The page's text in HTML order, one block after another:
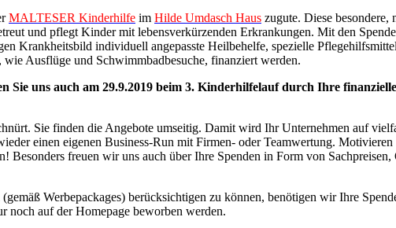
MALTESER Kinderhilfe im Hilde Umdasch Haus zugute. Diese besondere,
und pflegt Kinder mit lebensverkürzenden Erkrankungen. Mit den
Krankheitsbild individuell angepasste Heilbehelfe, spezielle
Ausflüge und Schwimmbadbesuche, finanziert werden.
Sie uns auch am 29.9.2019 beim 3. Kinderhilfelauf durch Ihre
Sie finden die Angebote umseitig. Damit wird Ihr Unternehmen auf
einen eigenen Business-Run mit Firmen- oder Teamwertung.
freuen wir uns auch über Ihre Spenden in Form von Sach­preisen,
Werbepackages) berücksichtigen zu können, benötigen wir Ihre
noch auf der Homepage beworben werden.